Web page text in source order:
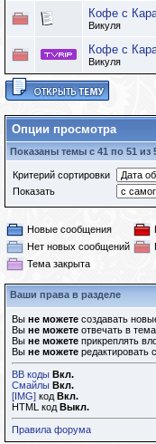
Кофе с
Викуля
Кофе с
Викуля
Опции просмотра
Показаны темы с 41 по 51 из
Критерий сортировки
Показать
Новые сообщения
Нет новых сообщений
Тема закрыта
Ваши права в разделе
Вы не можете создавать
Вы не можете отвечать в
Вы не можете прикреплять
Вы не можете редактировать
BB коды Вкл.
Смайлы Вкл.
[IMG] код Вкл.
HTML код Выкл.
Правила форума